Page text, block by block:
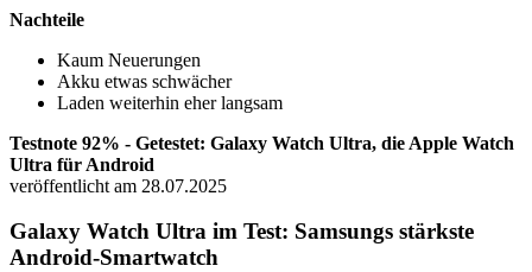
Nachteile
Kaum Neuerungen
Akku etwas schwächer
Laden weiterhin eher langsam
Testnote 92% - Getestet: Galaxy Watch Ultra, die Apple Watch
Ultra für Android
veröffentlicht am 28.07.2025
Galaxy Watch Ultra im Test: Samsungs stärkste
Android-Smartwatch